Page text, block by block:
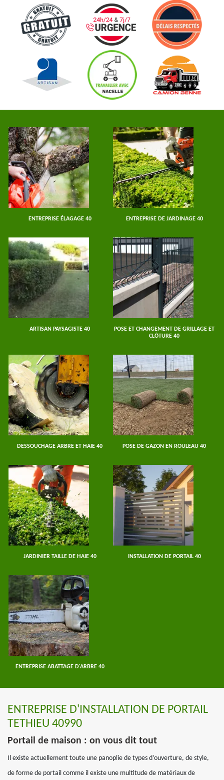
ENTREPRISE ÉLAGAGE 40 ENTREPRISE DE JARDINAGE 40
ARTISAN PAYSAGISTE 40
POSE ET CHANGEMENT DE GRILLAGE ET
CLÔTURE 40
DESSOUCHAGE ARBRE ET HAIE 40 POSE DE GAZON EN ROULEAU 40
JARDINIER TAILLE DE HAIE 40 INSTALLATION DE PORTAIL 40
ENTREPRISE ABATTAGE D'ARBRE 40
ENTREPRISE D'INSTALLATION DE PORTAIL
TETHIEU 40990
Portail de maison : on vous dit tout
Il existe actuellement toute une panoplie de types d’ouverture, de style,
de forme de portail comme il existe une multitude de matériaux de